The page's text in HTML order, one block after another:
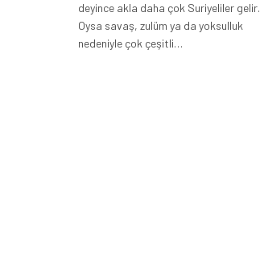
deyince akla daha çok Suriyeliler gelir.
Oysa savaş, zulüm ya da yoksulluk
nedeniyle çok çeşitli…